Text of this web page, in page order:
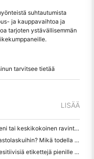
suhtautumista
ja kauppavaihtoa ja
tarjoten ystävällisemmän
tarvitsee tietää
LISÄÄ
Miten valita oikea ravintola ohjelmisto pieni tai keskikokoinen ravintola
Tarvitsetko kannettavan A4-tulostin varastolaskuihin? Mikä todella toimii
Voivatko lämpöetikettitulostimet tehdä vesitiivisiä etikettejä pienille yritystuotteille?